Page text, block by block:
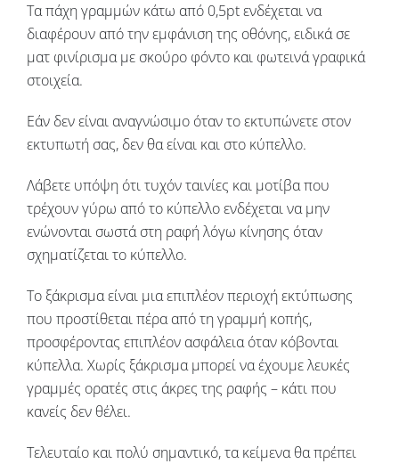
Τα πάχη γραμμών κάτω από 0,5pt ενδέχεται να
διαφέρουν από την εμφάνιση της οθόνης, ειδικά σε
ματ φινίρισμα με σκούρο φόντο και φωτεινά γραφικά
στοιχεία.
Εάν δεν είναι αναγνώσιμο όταν το εκτυπώνετε στον
εκτυπωτή σας, δεν θα είναι και στο κύπελλο.
Λάβετε υπόψη ότι τυχόν ταινίες και μοτίβα που
τρέχουν γύρω από το κύπελλο ενδέχεται να μην
ενώνονται σωστά στη ραφή λόγω κίνησης όταν
σχηματίζεται το κύπελλο.
Το ξάκρισμα είναι μια επιπλέον περιοχή εκτύπωσης
που προστίθεται πέρα ​​από τη γραμμή κοπής,
προσφέροντας επιπλέον ασφάλεια όταν κόβονται
κύπελλα. Χωρίς ξάκρισμα μπορεί να έχουμε λευκές
γραμμές ορατές στις άκρες της ραφής – κάτι που
κανείς δεν θέλει.
Τελευταίο και πολύ σημαντικό, τα κείμενα θα πρέπει